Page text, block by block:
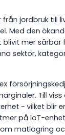
jordbruk till
Med den
mer sårbar
sektor,
Till
- vilket blir
på IoT-
matlagring